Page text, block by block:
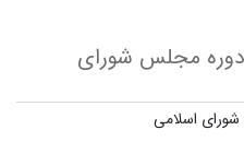
مجلس شورای
اسلامی